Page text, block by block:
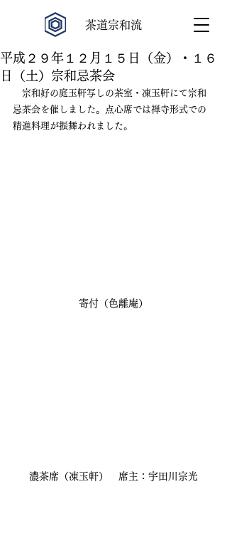
​茶道宗和流
平成２９年１２月１５日（金）・１６
日（土）宗和忌茶会
宗和好の庭玉軒写しの茶室・凍玉軒にて宗和
忌茶会を催しました。点心席では禅寺形式での
精進料理が振舞われました。
寄付（色離庵）
濃茶席（凍玉軒）　席主：宇田川宗光